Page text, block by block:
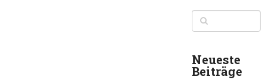
Neueste
Beiträge